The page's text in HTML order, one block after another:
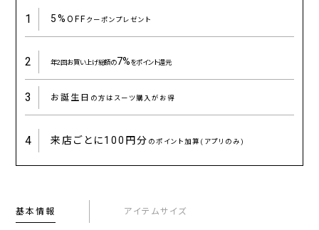
1 5%OFFクーポンプレゼント
2 年2回お買い上げ総額の7%をポイント還元
3 お誕生日 の方はスーツ購入がお得
4 来店ごとに100円分 のポイント加算(アプリのみ)
基本情報 アイテムサイズ